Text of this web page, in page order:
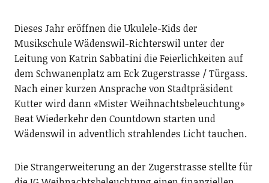
Dieses Jahr eröffnen die Ukulele-Kids der
Musikschule Wädenswil-Richterswil unter der
Leitung von Katrin Sabbatini die Feierlichkeiten auf
dem Schwanenplatz am Eck Zugerstrasse / Türgass.
Nach einer kurzen Ansprache von Stadtpräsident
Kutter wird dann «Mister Weihnachtsbeleuchtung»
Beat Wiederkehr den Countdown starten und
Wädenswil in adventlich strahlendes Licht tauchen.
Die Strangerweiterung an der Zugerstrasse stellte für